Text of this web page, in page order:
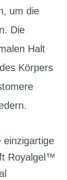
um die
Die
Halt
Körpers
Royalgel™